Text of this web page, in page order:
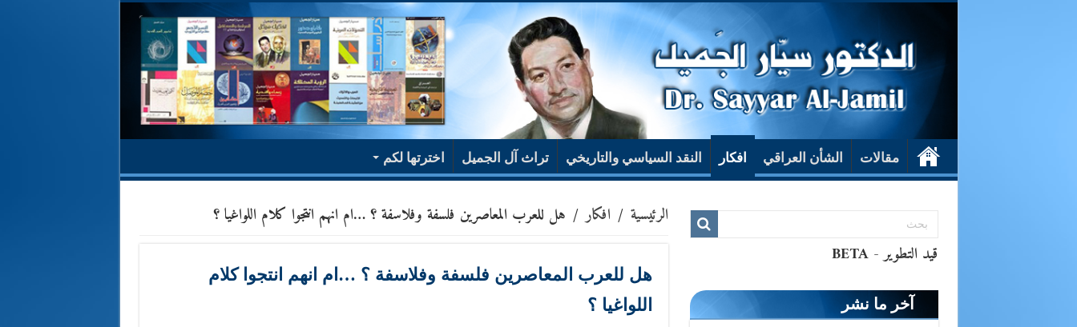
مقالات الشأن العراقي افكار النقد السياسي والتاريخي تراث آل الجميل اخترتها لكم
الرئيسية / افكار / هل للعرب المعاصرين فلسفة وفلاسفة ؟ …ام انهم انتجوا كلام اللواغيا ؟
هل للعرب المعاصرين فلسفة وفلاسفة ؟ …ام انهم انتجوا كلام
اللواغيا ؟
آخر ما نشر